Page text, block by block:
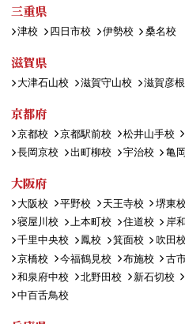
三重県
津校 四日市校 伊勢校 桑名校
滋賀県
大津石山校 滋賀守山校 滋賀彦
京都府
京都校 京都駅前校 松井山手校
長岡京校
出町柳校 宇治校 亀
大阪府
大阪校 平野校 天王寺校 堺東校
寝屋川校
上本町校 住道校 岸
千里中央校
鳳校 箕面校 吹田校
京橋校
今福鶴見校 布施校 古
和泉府中校
北野田校 新石切校
中百舌鳥校